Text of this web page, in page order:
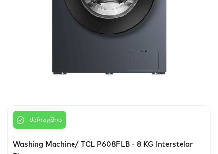
აუზები
წვრილი ტექნიკა
მარაგშია
Washing Machine/ TCL P608FLB - 8 KG Interstelar